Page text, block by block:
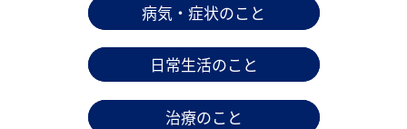
病気・症状のこと
日常生活のこと
治療のこと